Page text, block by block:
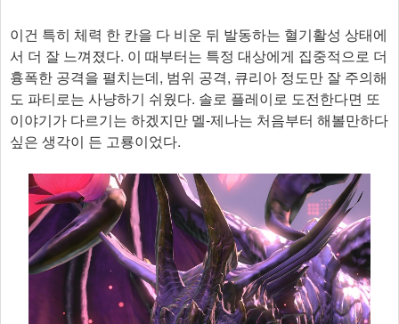
이건 특히 체력 한 칸을 다 비운 뒤 발동하는 혈기활성 상태에
서 더 잘 느껴졌다. 이 때부터는 특정 대상에게 집중적으로 더
흉폭한 공격을 펼치는데, 범위 공격, 큐리아 정도만 잘 주의해
도 파티로는 사냥하기 쉬웠다. 솔로 플레이로 도전한다면 또
이야기가 다르기는 하겠지만 멜-제나는 처음부터 해볼만하다
싶은 생각이 든 고룡이었다.